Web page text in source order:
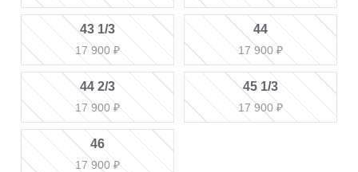
43 1/3
17 900 ₽
44
17 900 ₽
44 2/3
17 900 ₽
45 1/3
17 900 ₽
46
17 900 ₽